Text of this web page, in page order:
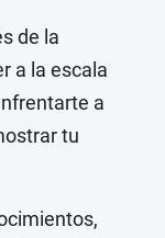
de la
a la escala
a
tu